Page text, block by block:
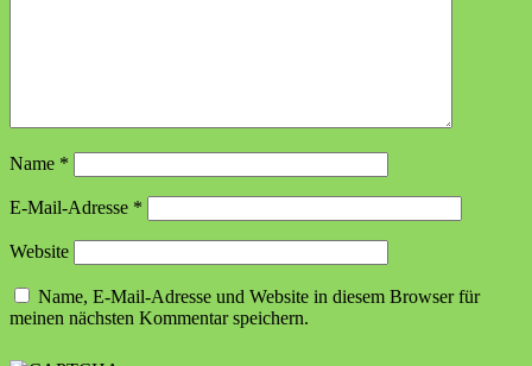
Name *
E-Mail-Adresse *
Website
Name, E-Mail-Adresse und Website in diesem Browser für
meinen nächsten Kommentar speichern.